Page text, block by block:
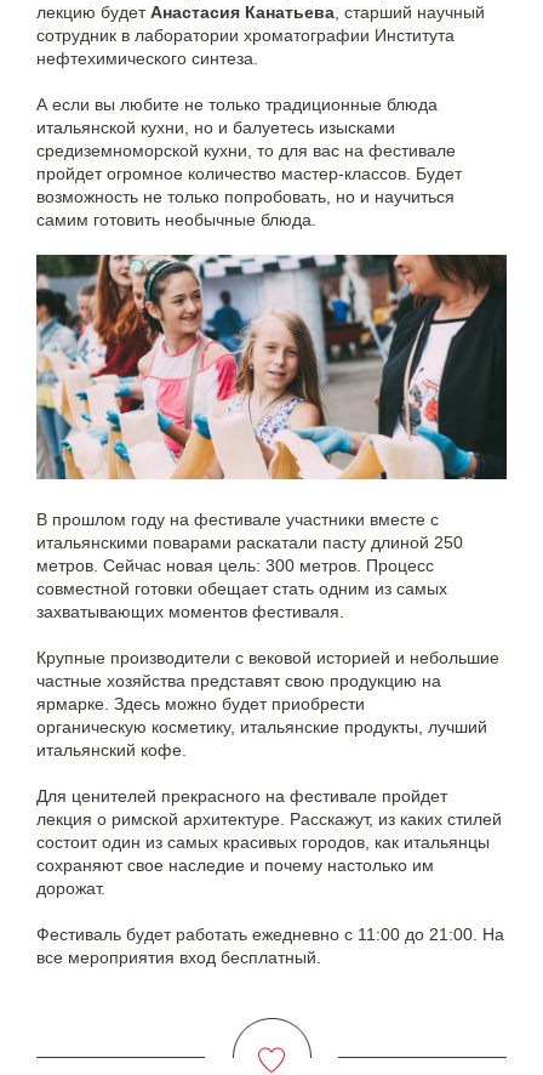
лекцию будетАнастасия Канатьева , старший научный
сотрудник в лаборатории хроматографии Института
нефтехимического синтеза.
А если вы любите не только традиционные блюда
итальянской кухни, но и балуетесь изысками
средиземноморской кухни, то для вас на фестивале
пройдет огромное количество мастер-классов. Будет
возможность не только попробовать, но и научиться
самим готовить необычные блюда.
В прошлом году на фестивале участники вместе с
итальянскими поварами раскатали пасту длиной 250
метров. Сейчас новая цель: 300 метров. Процесс
совместной готовки обещает стать одним из самых
захватывающих моментов фестиваля.
Крупные производители с вековой историей и небольшие
частные хозяйства представят свою продукцию на
ярмарке. Здесь можно будет приобрести
органическую косметику, итальянские продукты, лучший
итальянский кофе.
Для ценителей прекрасного на фестивале пройдет
лекция о римской архитектуре. Расскажут, из каких стилей
состоит один из самых красивых городов, как итальянцы
сохраняют свое наследие и почему настолько им
дорожат.
Фестиваль будет работать ежедневно с 11:00 до 21:00. На
все мероприятия вход бесплатный.